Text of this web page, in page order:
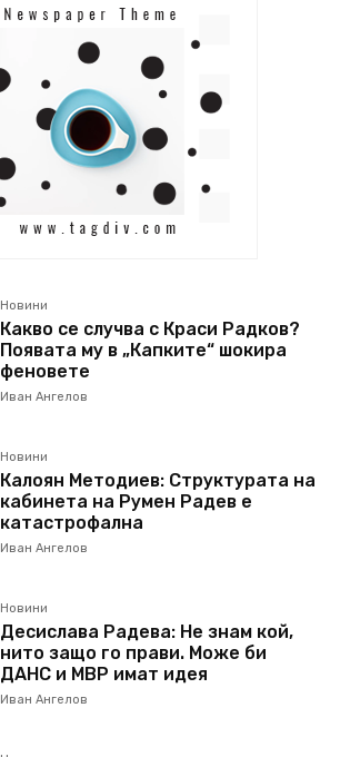
Новини
Какво се случва с Краси Радков?
Появата му в „Капките“ шокира
феновете
Иван Ангелов
Новини
Калоян Методиев: Структурата на
кабинета на Румен Радев е
катастрофална
Иван Ангелов
Новини
Десислава Радева: Не знам кой,
нито защо го прави. Може би
ДАНС и МВР имат идея
Иван Ангелов